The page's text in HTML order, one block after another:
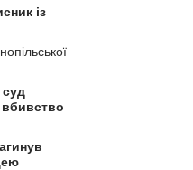
із
суд
вбивство